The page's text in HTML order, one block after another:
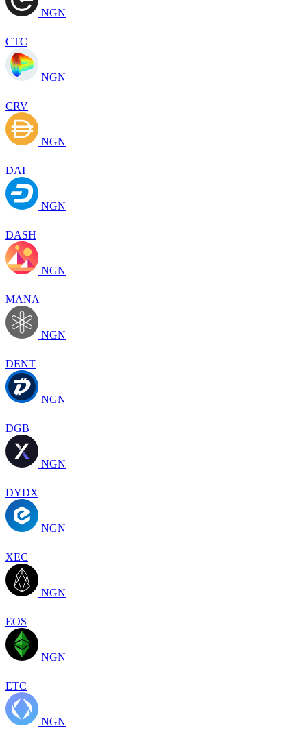
NGN
CTC
NGN
CRV
NGN
DAI
NGN
DASH
NGN
MANA
NGN
DENT
NGN
DGB
NGN
DYDX
NGN
XEC
NGN
EOS
NGN
ETC
NGN